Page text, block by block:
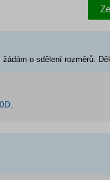
o sdělení rozměrů.